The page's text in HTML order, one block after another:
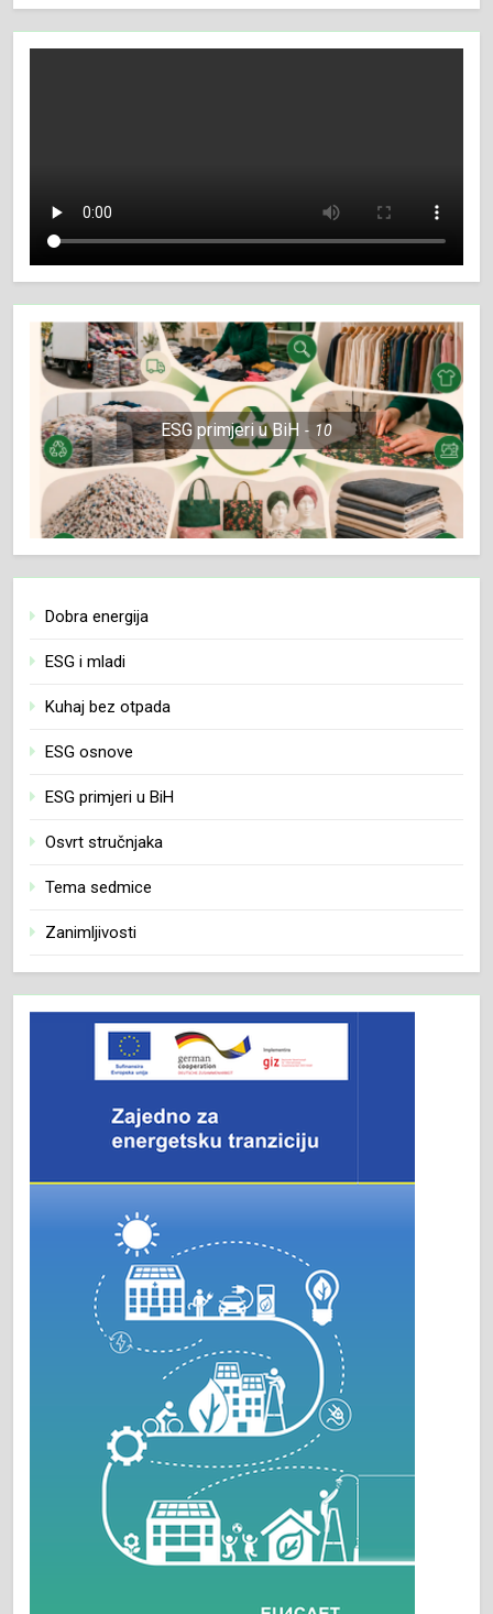
ESG primjeri u BiH 10
Dobra energija
ESG i mladi
Kuhaj bez otpada
ESG osnove
ESG primjeri u BiH
Osvrt stručnjaka
Tema sedmice
Zanimljivosti